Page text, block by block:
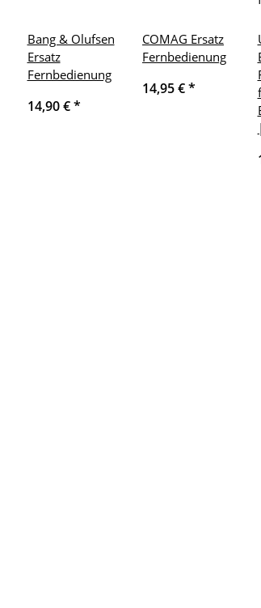
Bang & Olufsen
Ersatz
Fernbedienung
14,90 €*
COMAG Ersatz
Fernbedienung
14,95 €*